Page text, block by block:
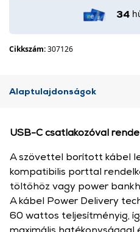
34
Cikkszám:307126
Alaptulajdonságok
USB-C csatlakozóval
A szövettel borított kábel
kompatibilis porttal
töltőhöz vagy power
A kábel Power Delivery
60 wattos teljesítményig,
maximális